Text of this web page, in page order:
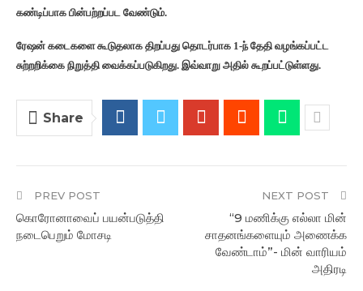
கண்டிப்பாக பின்பற்றப்பட வேண்டும்.
ரேஷன் கடைகளை கூடுதலாக திறப்பது தொடர்பாக 1-ந் தேதி வழங்கப்பட்ட
சுற்றறிக்கை நிறுத்தி வைக்கப்படுகிறது. இவ்வாறு அதில் கூறப்பட்டுள்ளது.
Share
PREV POST
கொரோனாவைப் பயன்படுத்தி
நடைபெறும் மோசடி
NEXT POST
“9 மணிக்கு எல்லா மின்
சாதனங்களையும் அணைக்க
வேண்டாம்”- மின் வாரியம்
அதிரடி